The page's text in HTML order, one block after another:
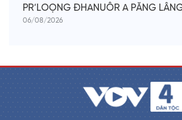
PR’LOỌNG ĐHANUÔR A PĂNG
06/08/2026